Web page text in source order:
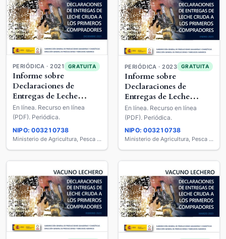
PERIÓDICA · 2021 GRATUITA
Informe sobre
Declaraciones de
Entregas de Leche
Cruda a los Primeros
Compradores : Vacuno
Lechero
En línea. Recurso en línea
(PDF). Periódica.
NIPO: 003210738
Ministerio de Agricultura, Pesca y Alimentación
PERIÓDICA · 2023 GRATUITA
Informe sobre
Declaraciones de
Entregas de Leche
Cruda a los Primeros
Compradores : Vacuno
Lechero
En línea. Recurso en línea
(PDF). Periódica.
NIPO: 003210738
Ministerio de Agricultura, Pesca y Alimentación